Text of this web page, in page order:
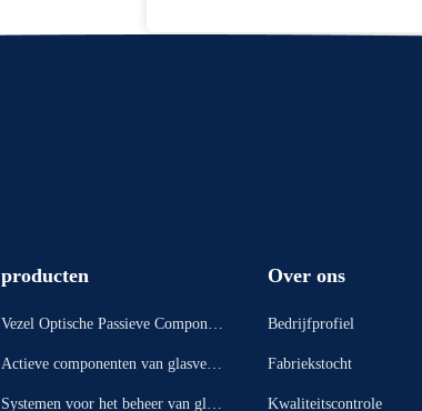
producten
Vezel Optische Passieve Componen
Actieve componenten van glasveze
Systemen voor het beheer van glas
Over ons
Bedrijfprofiel
Fabriekstocht
Kwaliteitscontrole